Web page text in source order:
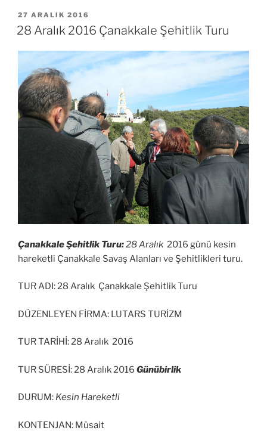
YAYIM
TARIHI
27 ARALIK 2016
28 Aralık 2016 Çanakkale Şehitlik Turu
Çanakkale Şehitlik Turu:28 Aralık 2016 günü kesin
hareketli Çanakkale Savaş Alanları ve Şehitlikleri turu.
TUR ADI: 28 Aralık Çanakkale Şehitlik Turu
DÜZENLEYEN FİRMA: LUTARS TURİZM
TUR TARİHİ: 28 Aralık 2016
TUR SÜRESİ: 28 Aralık 2016 Günübirlik
DURUM: Kesin Hareketli
KONTENJAN: Müsait